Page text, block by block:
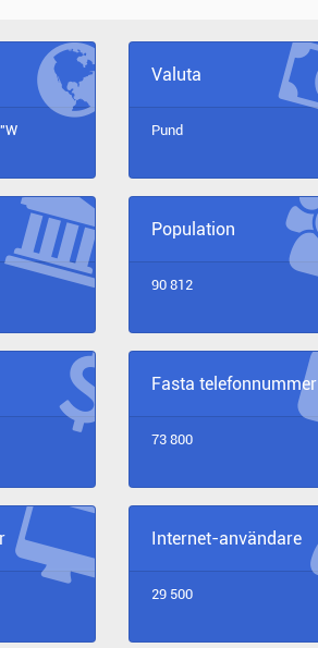
Valuta
Pund
Population
90 812
Fasta telefonnummer
73 800
Internet-användare
29 500